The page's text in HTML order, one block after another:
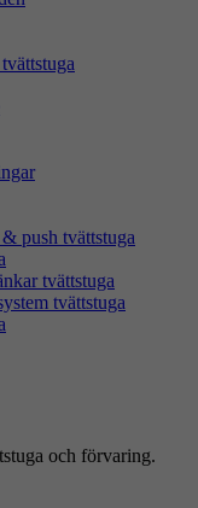
push tvättstuga
tvättstuga
tvättstuga
och förvaring.